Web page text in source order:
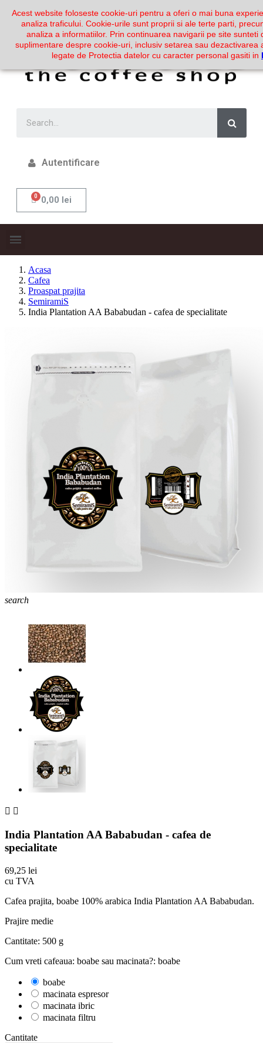
Acest website foloseste cookie-uri pentru a oferi o mai buna
analiza traficului. Cookie-urile sunt proprii si ale terte parti,
analiza a informatiilor. Prin continuarea navigarii pe site sunteti
suplimentare despre cookie-uri, inclusiv setarea sau dezactivarea
legate de Protectia datelor cu caracter personal gasiti in
Autentificare
0,00 lei
Acasa
Cafea
Proaspat prajita
SemiramiS
India Plantation AA Bababudan - cafea de specialitate
search
 
India Plantation AA Bababudan - cafea de
specialitate
69,25 lei
cu TVA
Cafea prajita, boabe 100% arabica India Plantation AA Bababudan.
Prajire medie
Cantitate: 500 g
Cum vreti cafeaua: boabe sau macinata?: boabe
boabe
macinata espresor
macinata ibric
macinata filtru
Cantitate